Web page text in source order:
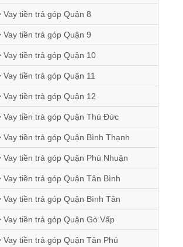
Vay tiền trả góp Quận 8
Vay tiền trả góp Quận 9
Vay tiền trả góp Quận 10
Vay tiền trả góp Quận 11
Vay tiền trả góp Quận 12
Vay tiền trả góp Quận Thủ Đức
Vay tiền trả góp Quận Bình Thạnh
Vay tiền trả góp Quận Phú Nhuận
Vay tiền trả góp Quận Tân Bình
Vay tiền trả góp Quận Bình Tân
Vay tiền trả góp Quận Gò Vấp
Vay tiền trả góp Quận Tân Phú